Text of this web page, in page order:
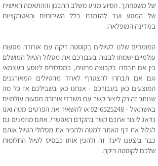
של משפחתך. הסיוע מגיע משלב התכנון וההתאמה האישית
של המסע ועד להזמנת כלל השירותים והאטרקציות
במדינה המופלאה.
המומחים שלנו לטיולים בקוסטה ריקה עם אורורה מסעות
עולמיים ישמחו לבנות בעבורכם את מסלול הטיול המושלם
בין אם תבחרו בקבוצה פרטית, במסלולים לנוסע העצמאי
וגם אם תבחרו להצטרף לאחד מהטיולים המאורגנים
המוצעים כאן בעבורכם - אנחנו כאן בשבילכם אז כל מה
שנותר זה רק ליצור קשר עם משרדי אורורה מסעות עולמיים
באשתאול - 02-6525248או להשאיר את הפרטים מטה ואנו
נדאג ליצור אתכם קשר בהקדם האפשרי. אתם מוזמנים גם
לגלול את דף האתר למטה ולהכיר את מסלולי הטיול אותם
כבר ביצענו ליעד זה ולהכין אותו כבסיס לטיול החלומות
שלכם לקוסטה ריקה.